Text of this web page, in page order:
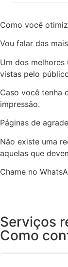
Como você
Vou falar das
Um dos
vistas pelo
Caso você tenha
impressão.
Páginas de
Não existe uma
aquelas que
Chame no
Serviços
Como